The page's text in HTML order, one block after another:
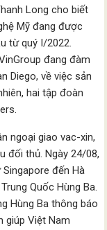
Long cho biết
Mỹ đang được
từ quý I/2022.
đang đàm
Diego, về việc sản
hai tập đoàn
ngoại giao vac-xin,
đối thủ. Ngày 24/08,
đến Hà
Quốc Hùng Ba.
Hùng Ba thông báo
giúp Việt Nam